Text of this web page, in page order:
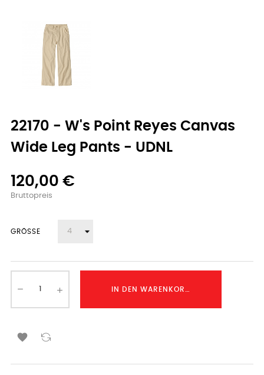
22170 - W's Point Reyes Canvas
Wide Leg Pants - UDNL
120,00 €
Bruttopreis
GRÖSSE
IN DEN WARENKORB LEGEN
